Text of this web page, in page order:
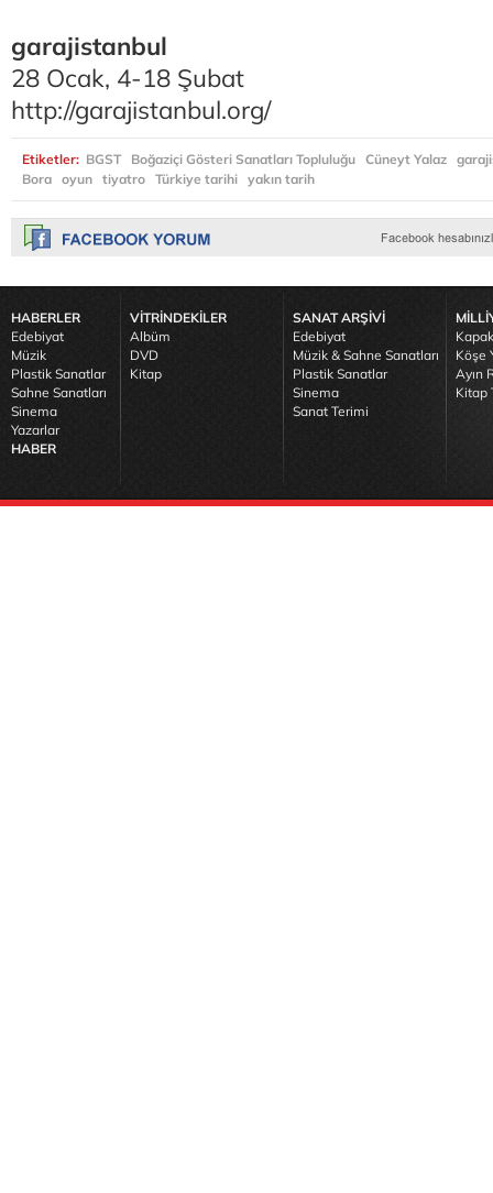
garajistanbul
28 Ocak, 4-18 Şubat
http://garajistanbul.org/
Etiketler: BGST Boğaziçi Gösteri Sanatları Topluluğu Cüneyt Yalaz
Bora oyun tiyatro Türkiye tarihi yakın tarih
HABERLER
Edebiyat
Müzik
Plastik Sanatlar
Sahne Sanatları
Sinema
Yazarlar
HABER
VİTRİNDEKİLER
Albüm
DVD
Kitap
SANAT ARŞİVİ
Edebiyat
Müzik & Sahne Sanatları
Plastik Sanatlar
Sinema
Sanat Terimi
Köşe
Ayın
Kitap